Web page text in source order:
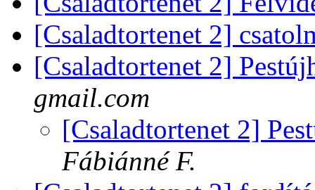
[Csaladtortenet 2]
[Csaladtortenet 2]
gmail.com
[Csaladtortenet 2]
Fábiánné F.